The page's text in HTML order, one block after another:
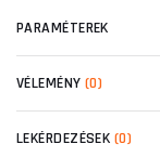
PARAMÉTEREK
VÉLEMÉNY (0)
LEKÉRDEZÉSEK (0)